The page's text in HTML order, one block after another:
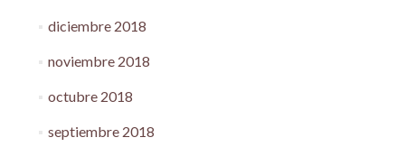
diciembre 2018
noviembre 2018
octubre 2018
septiembre 2018